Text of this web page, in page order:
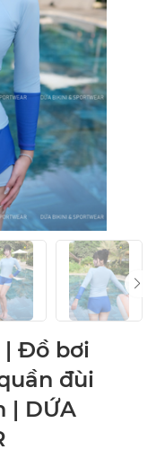
| Đồ bơi
đùi
| DỨA